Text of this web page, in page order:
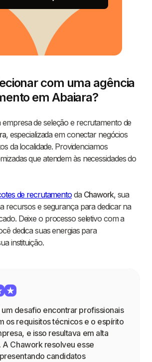
com uma agência
em Abaiara?
de seleção e recrutamento de
, especializada em conectar negócios
da localidade. Providenciamos
que atendem às necessidades do
de recrutamentoda Chawork, sua
recursos e segurança para dedicar na
Deixe o processo seletivo com a
dedica suas energias para
instituição.
desafio encontrar profissionais
os requisitos técnicos e o espírito
e isso resultava em alta
A Chawork resolveu esse
candidatos